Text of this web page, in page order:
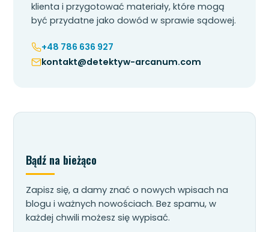
klienta i przygotować materiały, które mogą
być przydatne jako dowód w sprawie sądowej.
+48 786 636 927
kontakt@detektyw-arcanum.com
Bądź na bieżąco
Zapisz się, a damy znać o nowych wpisach na
blogu i ważnych nowościach. Bez spamu, w
każdej chwili możesz się wypisać.